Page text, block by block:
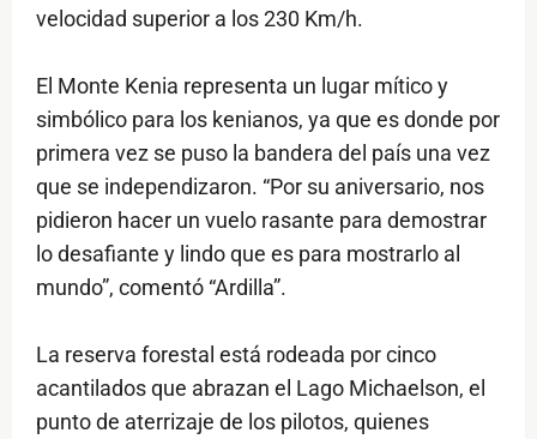
velocidad superior a los 230 Km/h.
El Monte Kenia representa un lugar mítico y
simbólico para los kenianos, ya que es donde por
primera vez se puso la bandera del país una vez
que se independizaron. “Por su aniversario, nos
pidieron hacer un vuelo rasante para demostrar
lo desafiante y lindo que es para mostrarlo al
mundo”, comentó “Ardilla”.
La reserva forestal está rodeada por cinco
acantilados que abrazan el Lago Michaelson, el
punto de aterrizaje de los pilotos, quienes